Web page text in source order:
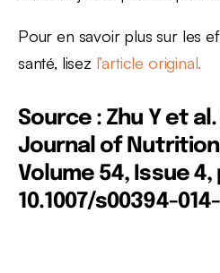
Pour en savoir plus sur les
santé, lisez l’article original.
Source : Zhu Y et al.
Journal of
Volume 54, Issue 4,
10.1007/s00394-